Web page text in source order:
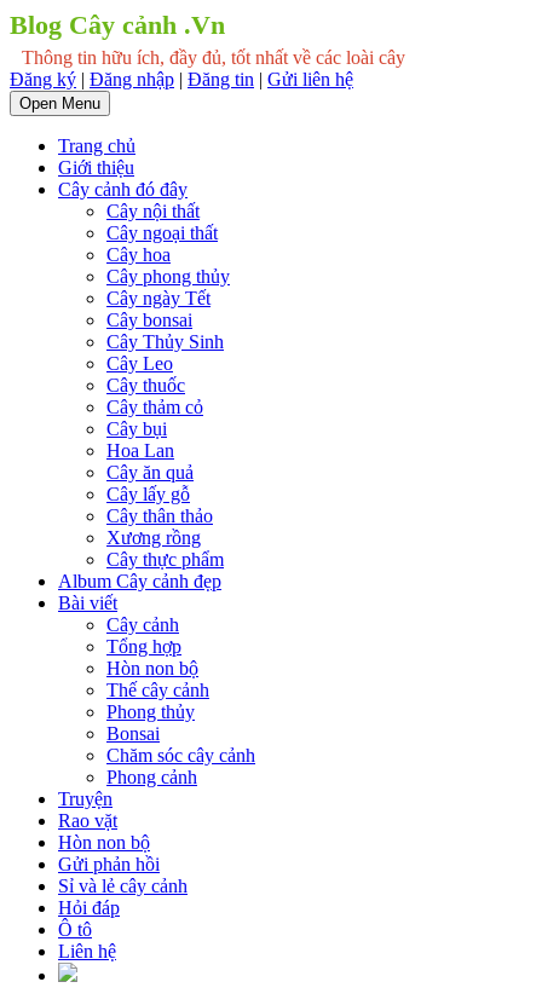
Blog Cây cảnh .Vn
Thông tin hữu ích, đầy đủ, tốt nhất về các loài cây
Đăng ký | Đăng nhập | Đăng tin | Gửi liên hệ
Open Menu
Trang chủ
Giới thiệu
Cây cảnh đó đây
Cây nội thất
Cây ngoại thất
Cây hoa
Cây phong thủy
Cây ngày Tết
Cây bonsai
Cây Thủy Sinh
Cây Leo
Cây thuốc
Cây thảm cỏ
Cây bụi
Hoa Lan
Cây ăn quả
Cây lấy gỗ
Cây thân thảo
Xương rồng
Cây thực phẩm
Album Cây cảnh đẹp
Bài viết
Cây cảnh
Tổng hợp
Hòn non bộ
Thế cây cảnh
Phong thủy
Bonsai
Chăm sóc cây cảnh
Phong cảnh
Truyện
Rao vặt
Hòn non bộ
Gửi phản hồi
Sỉ và lẻ cây cảnh
Hỏi đáp
Ô tô
Liên hệ